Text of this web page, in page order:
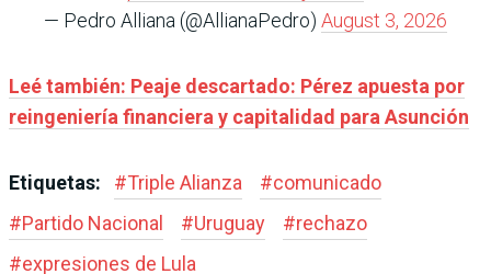
— Pedro Alliana (@AllianaPedro) August 3, 2026
Leé también: Peaje descartado: Pérez apuesta por
reingeniería financiera y capitalidad para Asunción
Etiquetas: #Triple Alianza #comunicado
#Partido Nacional #Uruguay #rechazo
#expresiones de Lula